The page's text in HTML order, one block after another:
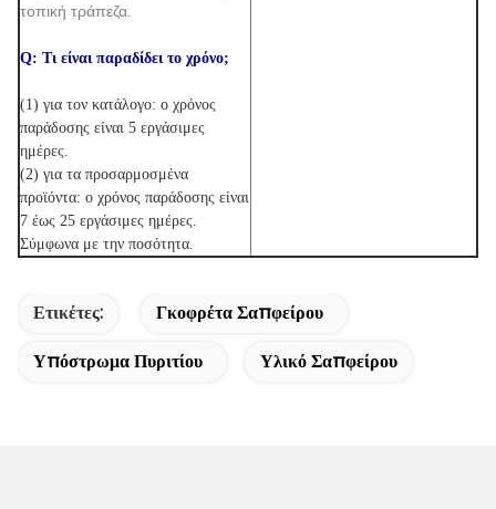
τοπική τράπεζα.
Q: Τι είναι παραδίδει το χρόνο;
(1) για τον κατάλογο: ο χρόνος
παράδοσης είναι 5 εργάσιμες
ημέρες.
(2) για τα προσαρμοσμένα
προϊόντα: ο χρόνος παράδοσης είναι
7 έως 25 εργάσιμες ημέρες.
Σύμφωνα με την ποσότητα.
Ετικέτες:
Γκοφρέτα Σαπφείρου
Υπόστρωμα Πυριτίου
Υλικό Σαπφείρου